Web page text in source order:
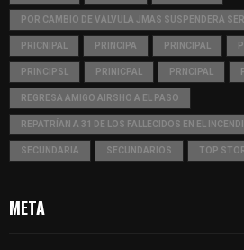
POR CAMBIO DE VÁLVULA JMAS SUSPENDERÁ
PRICNIPAL PRINCIPA PRINCIPAL
PRINCIPSL PRINICPAL PRNCIPAL
REGRESA AMIGO AIRSHO A EL PASO
REPATRÍAN A 31 DE LOS FALLECIDOS EN EL
SECUNDARIA SECUNDARIOS TOP
META